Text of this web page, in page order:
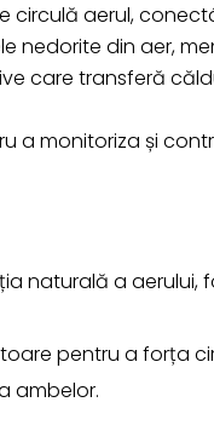
circulă aerul,
nedorite din aer,
care transferă
a monitoriza și
naturală a aerului,
pentru a forța
ambelor.